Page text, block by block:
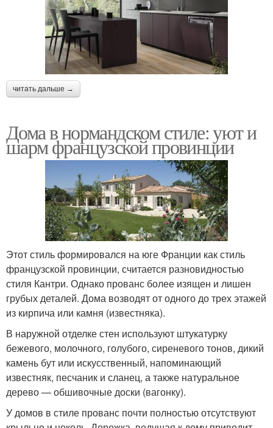
читать дальше →
Дома в нормандском стиле: уют и
шарм французской провинции
Этот стиль формировался на юге Франции как стиль
французской провинции, считается разновидностью
стиля Кантри. Однако прованс более изящен и лишен
грубых деталей. Дома возводят от одного до трех этажей
из кирпича или камня (известняка).
В наружной отделке стен используют штукатурку
бежевого, молочного, голубого, сиреневого тонов, дикий
камень бут или искусственный, напоминающий
известняк, песчаник и сланец, а также натуральное
дерево — обшивочные доски (вагонку).
У домов в стиле прованс почти полностью отсутствуют